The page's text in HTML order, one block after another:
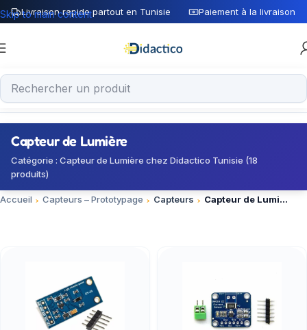
Livraison rapide partout en Tunisie Paiement à la livraison
Skip to main content
Capteur de Lumière
Catégorie : Capteur de Lumière chez Didactico Tunisie (18
produits)
Accueil Capteurs – Prototypage Capteurs Capteur de Lumière